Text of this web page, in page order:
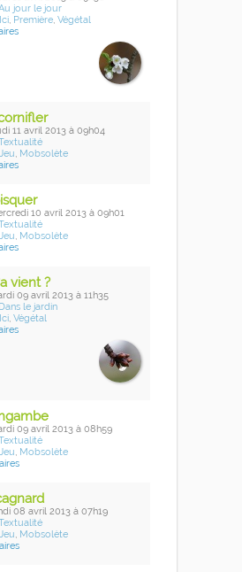
jour le jour
Ici, Première, Végétal
11 avril 2013 à 09h04
Jeu, Mobsolète
10 avril 2013 à 09h01
Jeu, Mobsolète
vient ?
09 avril 2013 à 11h35
Dans le jardin
Ici, Végétal
09 avril 2013 à 08h59
Jeu, Mobsolète
08 avril 2013 à 07h19
Jeu, Mobsolète